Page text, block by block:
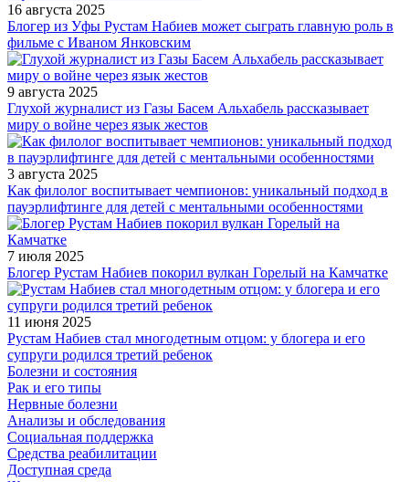
16 августа 2025
Блогер из Уфы Рустам Набиев может сыграть главную роль в
фильме с Иваном Янковским
9 августа 2025
Глухой журналист из Газы Басем Альхабель рассказывает
миру о войне через язык жестов
3 августа 2025
Как филолог воспитывает чемпионов: уникальный подход в
пауэрлифтинге для детей с ментальными особенностями
7 июля 2025
Блогер Рустам Набиев покорил вулкан Горелый на Камчатке
11 июня 2025
Рустам Набиев стал многодетным отцом: у блогера и его
супруги родился третий ребенок
Болезни и состояния
Рак и его типы
Нервные болезни
Анализы и обследования
Социальная поддержка
Средства реабилитации
Доступная среда